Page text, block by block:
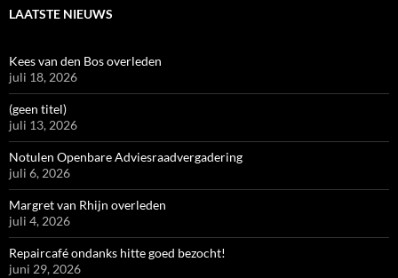
LAATSTE NIEUWS
Kees van den Bos overleden
juli 18, 2026
(geen titel)
juli 13, 2026
Notulen Openbare Adviesraadvergadering
juli 6, 2026
Margret van Rhijn overleden
juli 4, 2026
Repaircafé ondanks hitte goed bezocht!
juni 29, 2026